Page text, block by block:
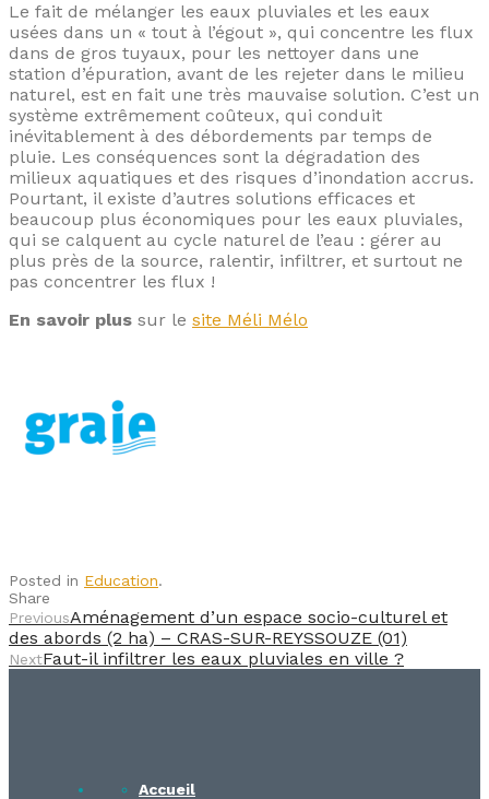
Le fait de mélanger les eaux pluviales et les eaux
usées dans un « tout à l’égout », qui concentre les flux
dans de gros tuyaux, pour les nettoyer dans une
station d’épuration, avant de les rejeter dans le milieu
naturel, est en fait une très mauvaise solution. C’est un
système extrêmement coûteux, qui conduit
inévitablement à des débordements par temps de
pluie. Les conséquences sont la dégradation des
milieux aquatiques et des risques d’inondation accrus.
Pourtant, il existe d’autres solutions efficaces et
beaucoup plus économiques pour les eaux pluviales,
qui se calquent au cycle naturel de l’eau : gérer au
plus près de la source, ralentir, infiltrer, et surtout ne
pas concentrer les flux !
En savoir plus sur le site Méli Mélo
Posted in Education.
Share
PreviousAménagement d’un espace socio-culturel et
des abords (2 ha) – CRAS-SUR-REYSSOUZE (01)
NextFaut-il infiltrer les eaux pluviales en ville ?
Accueil